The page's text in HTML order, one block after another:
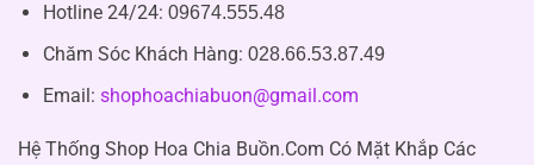
Hotline 24/24: 09674.555.48
Chăm Sóc Khách Hàng: 028.66.53.87.49
Email: shophoachiabuon@gmail.com
Hệ Thống Shop Hoa Chia Buồn.Com Có Mặt Khắp Các